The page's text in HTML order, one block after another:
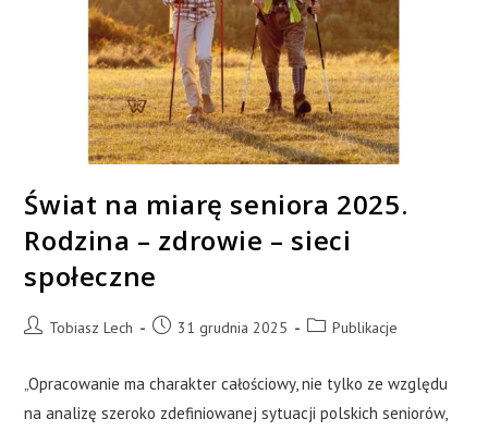
Świat na miarę seniora 2025.
Rodzina – zdrowie – sieci
społeczne
Tobiasz Lech 31 grudnia 2025 Publikacje
„Opracowanie ma charakter całościowy, nie tylko ze względu
na analizę szeroko zdefiniowanej sytuacji polskich seniorów,